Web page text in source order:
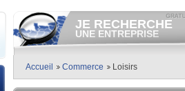
JE RECHERCHE
UNE ENTREPRISE
Consulter gratuitementles
vendre.
Et/ou déposergratuitement
votre recherche d'entreprise.
Accueil Commerce Loisirs